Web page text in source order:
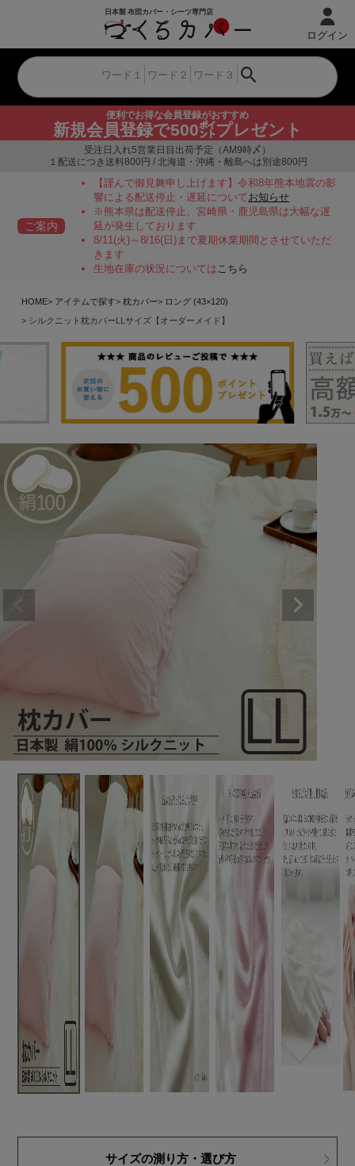
便利でお得な会員登録がおすすめ
新規会員登録で500㌽プレゼント
ログイン
受注日入れ5営業日目出荷予定（AM9時〆）
１配送につき送料800円 / 北海道・沖縄・離島へは別途800円
ご案内
【謹んで御見舞申し上げます】令和8年熊本地震の影
響による配送停止・遅延についてお知らせ
※熊本県は配送停止、宮崎県・鹿児島県は大幅な遅
延が発生しております
8/11(火)～8/16(日)まで夏期休業期間とさせていただ
きます
生地在庫の状況についてはこちら
HOME アイテムで探す 枕カバー
ロング (43×120)
シルクニット枕カバーLLサイズ【オーダーメイド】
サイズの測り方・選び方